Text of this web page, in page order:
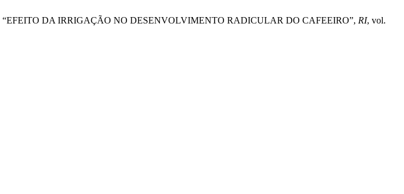
“EFEITO DA IRRIGAÇÃO NO DESENVOLVIMENTO RADICULAR DO CAFEEIRO”, RI, vol.